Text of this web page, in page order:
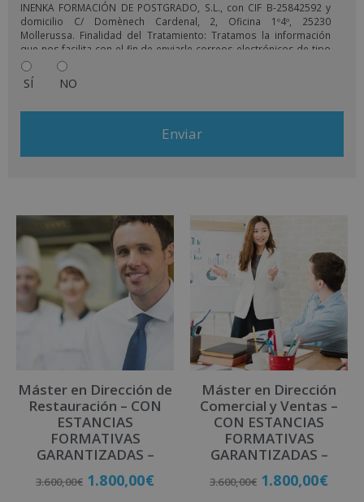
INENKA FORMACIÓN DE POSTGRADO, S.L., con CIF B-25842592 y
domicilio C/ Domènech Cardenal, 2, Oficina 1º4º, 25230
Mollerussa. Finalidad del Tratamiento: Tratamos la información
que nos facilita con el fin de enviarle correos electrónicos de tipo
comercial relacionado con los productos ofrecidos y otros tipo
de productos que fueran de su interés. Legitimación del
tratamiento: Consentimiento del interesado. Derechos: Puede
más información consulte nuestra Política de Privacidad. Desea
SÍ NO
r
n
a
e
Máster en Dirección de
Restauración – CON
ESTANCIAS
FORMATIVAS
GARANTIZADAS –
3.600,00€ 1.800,00€
Máster en Dirección
Comercial y Ventas –
CON ESTANCIAS
FORMATIVAS
GARANTIZADAS –
3.600,00€ 1.800,00€